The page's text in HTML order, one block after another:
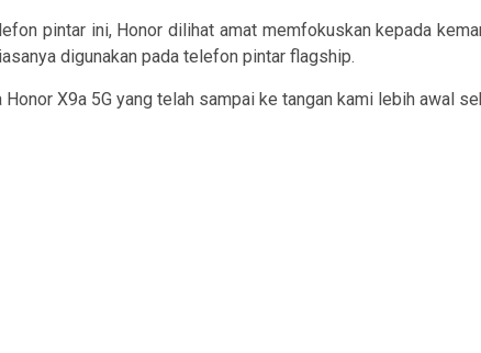
pintar ini, Honor dilihat amat memfokuskan kepada
digunakan pada telefon pintar flagship.
X9a 5G yang telah sampai ke tangan kami lebih awal